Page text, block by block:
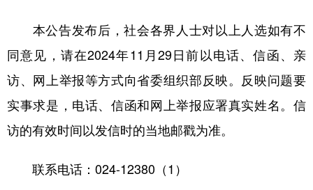
本公告发布后，社会各界人士对以上人选如有不
同意见，请在2024年11月29日前以电话、信函、亲
访、网上举报等方式向省委组织部反映。反映问题要
实事求是，电话、信函和网上举报应署真实姓名。信
访的有效时间以发信时的当地邮戳为准。
联系电话：024-12380（1）